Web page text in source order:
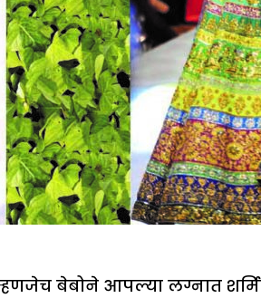
बेबोने आपल्या लग्नात शर्मिला